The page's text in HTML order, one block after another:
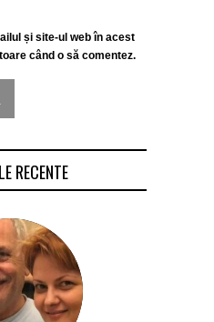
și site-ul web în acest
când o să comentez.
RECENTE